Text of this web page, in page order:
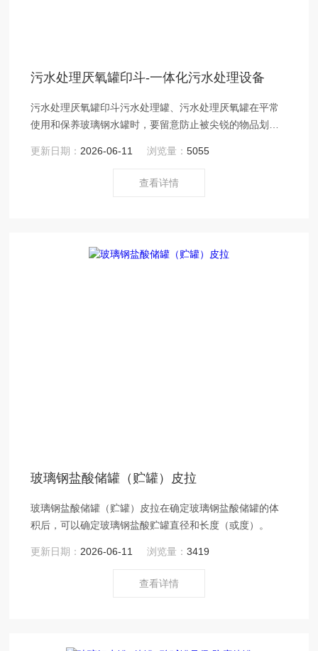
污水处理厌氧罐印斗-一体化污水处理设备
污水处理厌氧罐印斗污水处理罐、污水处理厌氧罐在平常
使用和保养玻璃钢水罐时，要留意防止被尖锐的物品划
更新日期： 2026-06-11 浏览量：5055
查看详情
玻璃钢盐酸储罐（贮罐）皮拉
玻璃钢盐酸储罐（贮罐）皮拉在确定玻璃钢盐酸储罐的体
积后，可以确定玻璃钢盐酸贮罐直径和长度（或度）。
更新日期： 2026-06-11 浏览量：3419
查看详情